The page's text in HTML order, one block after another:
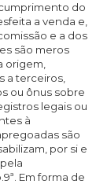
do
a venda e,
e a dos
são meros
origem,
a terceiros,
ou ônus sobre
legais ou
à
são
por si e
Em forma de